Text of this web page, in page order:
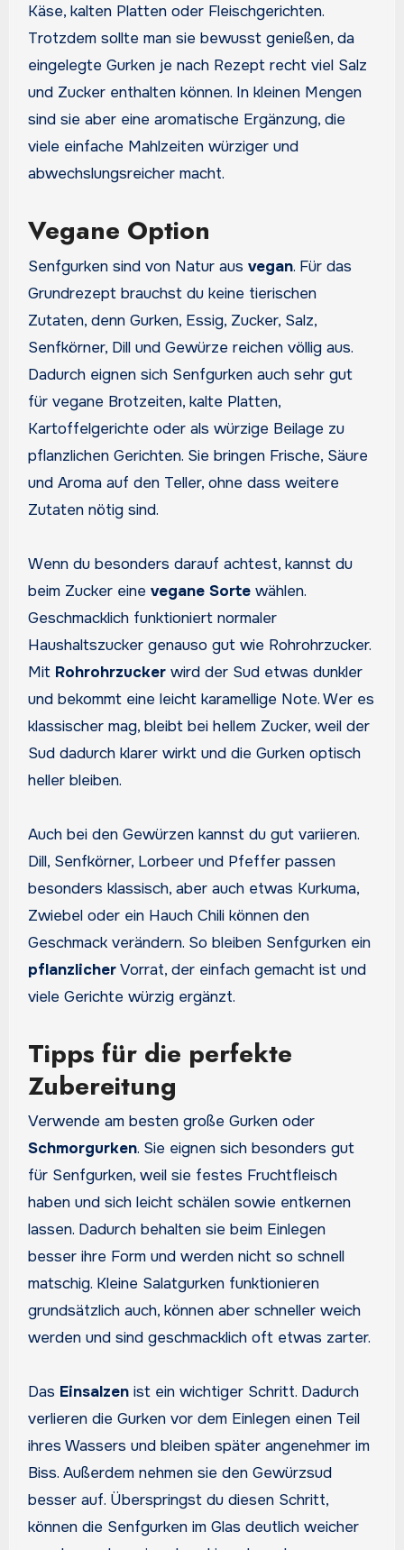
Käse, kalten Platten oder Fleischgerichten.
Trotzdem sollte man sie bewusst genießen, da
eingelegte Gurken je nach Rezept recht viel Salz
und Zucker enthalten können. In kleinen Mengen
sind sie aber eine aromatische Ergänzung, die
viele einfache Mahlzeiten würziger und
abwechslungsreicher macht.
Vegane Option
Senfgurken sind von Natur aus vegan. Für das
Grundrezept brauchst du keine tierischen
Zutaten, denn Gurken, Essig, Zucker, Salz,
Senfkörner, Dill und Gewürze reichen völlig aus.
Dadurch eignen sich Senfgurken auch sehr gut
für vegane Brotzeiten, kalte Platten,
Kartoffelgerichte oder als würzige Beilage zu
pflanzlichen Gerichten. Sie bringen Frische, Säure
und Aroma auf den Teller, ohne dass weitere
Zutaten nötig sind.
Wenn du besonders darauf achtest, kannst du
beim Zucker eine vegane Sortewählen.
Geschmacklich funktioniert normaler
Haushaltszucker genauso gut wie Rohrohrzucker.
Mit Rohrohrzuckerwird der Sud etwas dunkler
und bekommt eine leicht karamellige Note. Wer es
klassischer mag, bleibt bei hellem Zucker, weil der
Sud dadurch klarer wirkt und die Gurken optisch
heller bleiben.
Auch bei den Gewürzen kannst du gut variieren.
Dill, Senfkörner, Lorbeer und Pfeffer passen
besonders klassisch, aber auch etwas Kurkuma,
Zwiebel oder ein Hauch Chili können den
Geschmack verändern. So bleiben Senfgurken ein
pflanzlicherVorrat, der einfach gemacht ist und
viele Gerichte würzig ergänzt.
Tipps für die perfekte
Zubereitung
Verwende am besten große Gurken oder
Schmorgurken. Sie eignen sich besonders gut
für Senfgurken, weil sie festes Fruchtfleisch
haben und sich leicht schälen sowie entkernen
lassen. Dadurch behalten sie beim Einlegen
besser ihre Form und werden nicht so schnell
matschig. Kleine Salatgurken funktionieren
grundsätzlich auch, können aber schneller weich
werden und sind geschmacklich oft etwas zarter.
Das Einsalzenist ein wichtiger Schritt. Dadurch
verlieren die Gurken vor dem Einlegen einen Teil
ihres Wassers und bleiben später angenehmer im
Biss. Außerdem nehmen sie den Gewürzsud
besser auf. Überspringst du diesen Schritt,
können die Senfgurken im Glas deutlich weicher